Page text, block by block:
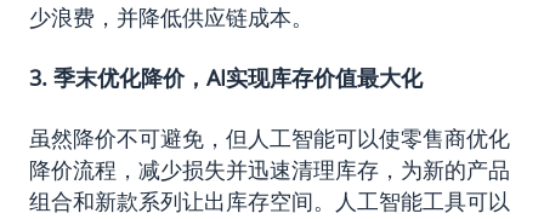
少浪费，并降低供应链成本。
3. 季末优化降价，AI实现库存价值最大化
虽然降价不可避免，但人工智能可以使零售商优化
降价流程，减少损失并迅速清理库存，为新的产品
组合和新款系列让出库存空间。人工智能工具可以